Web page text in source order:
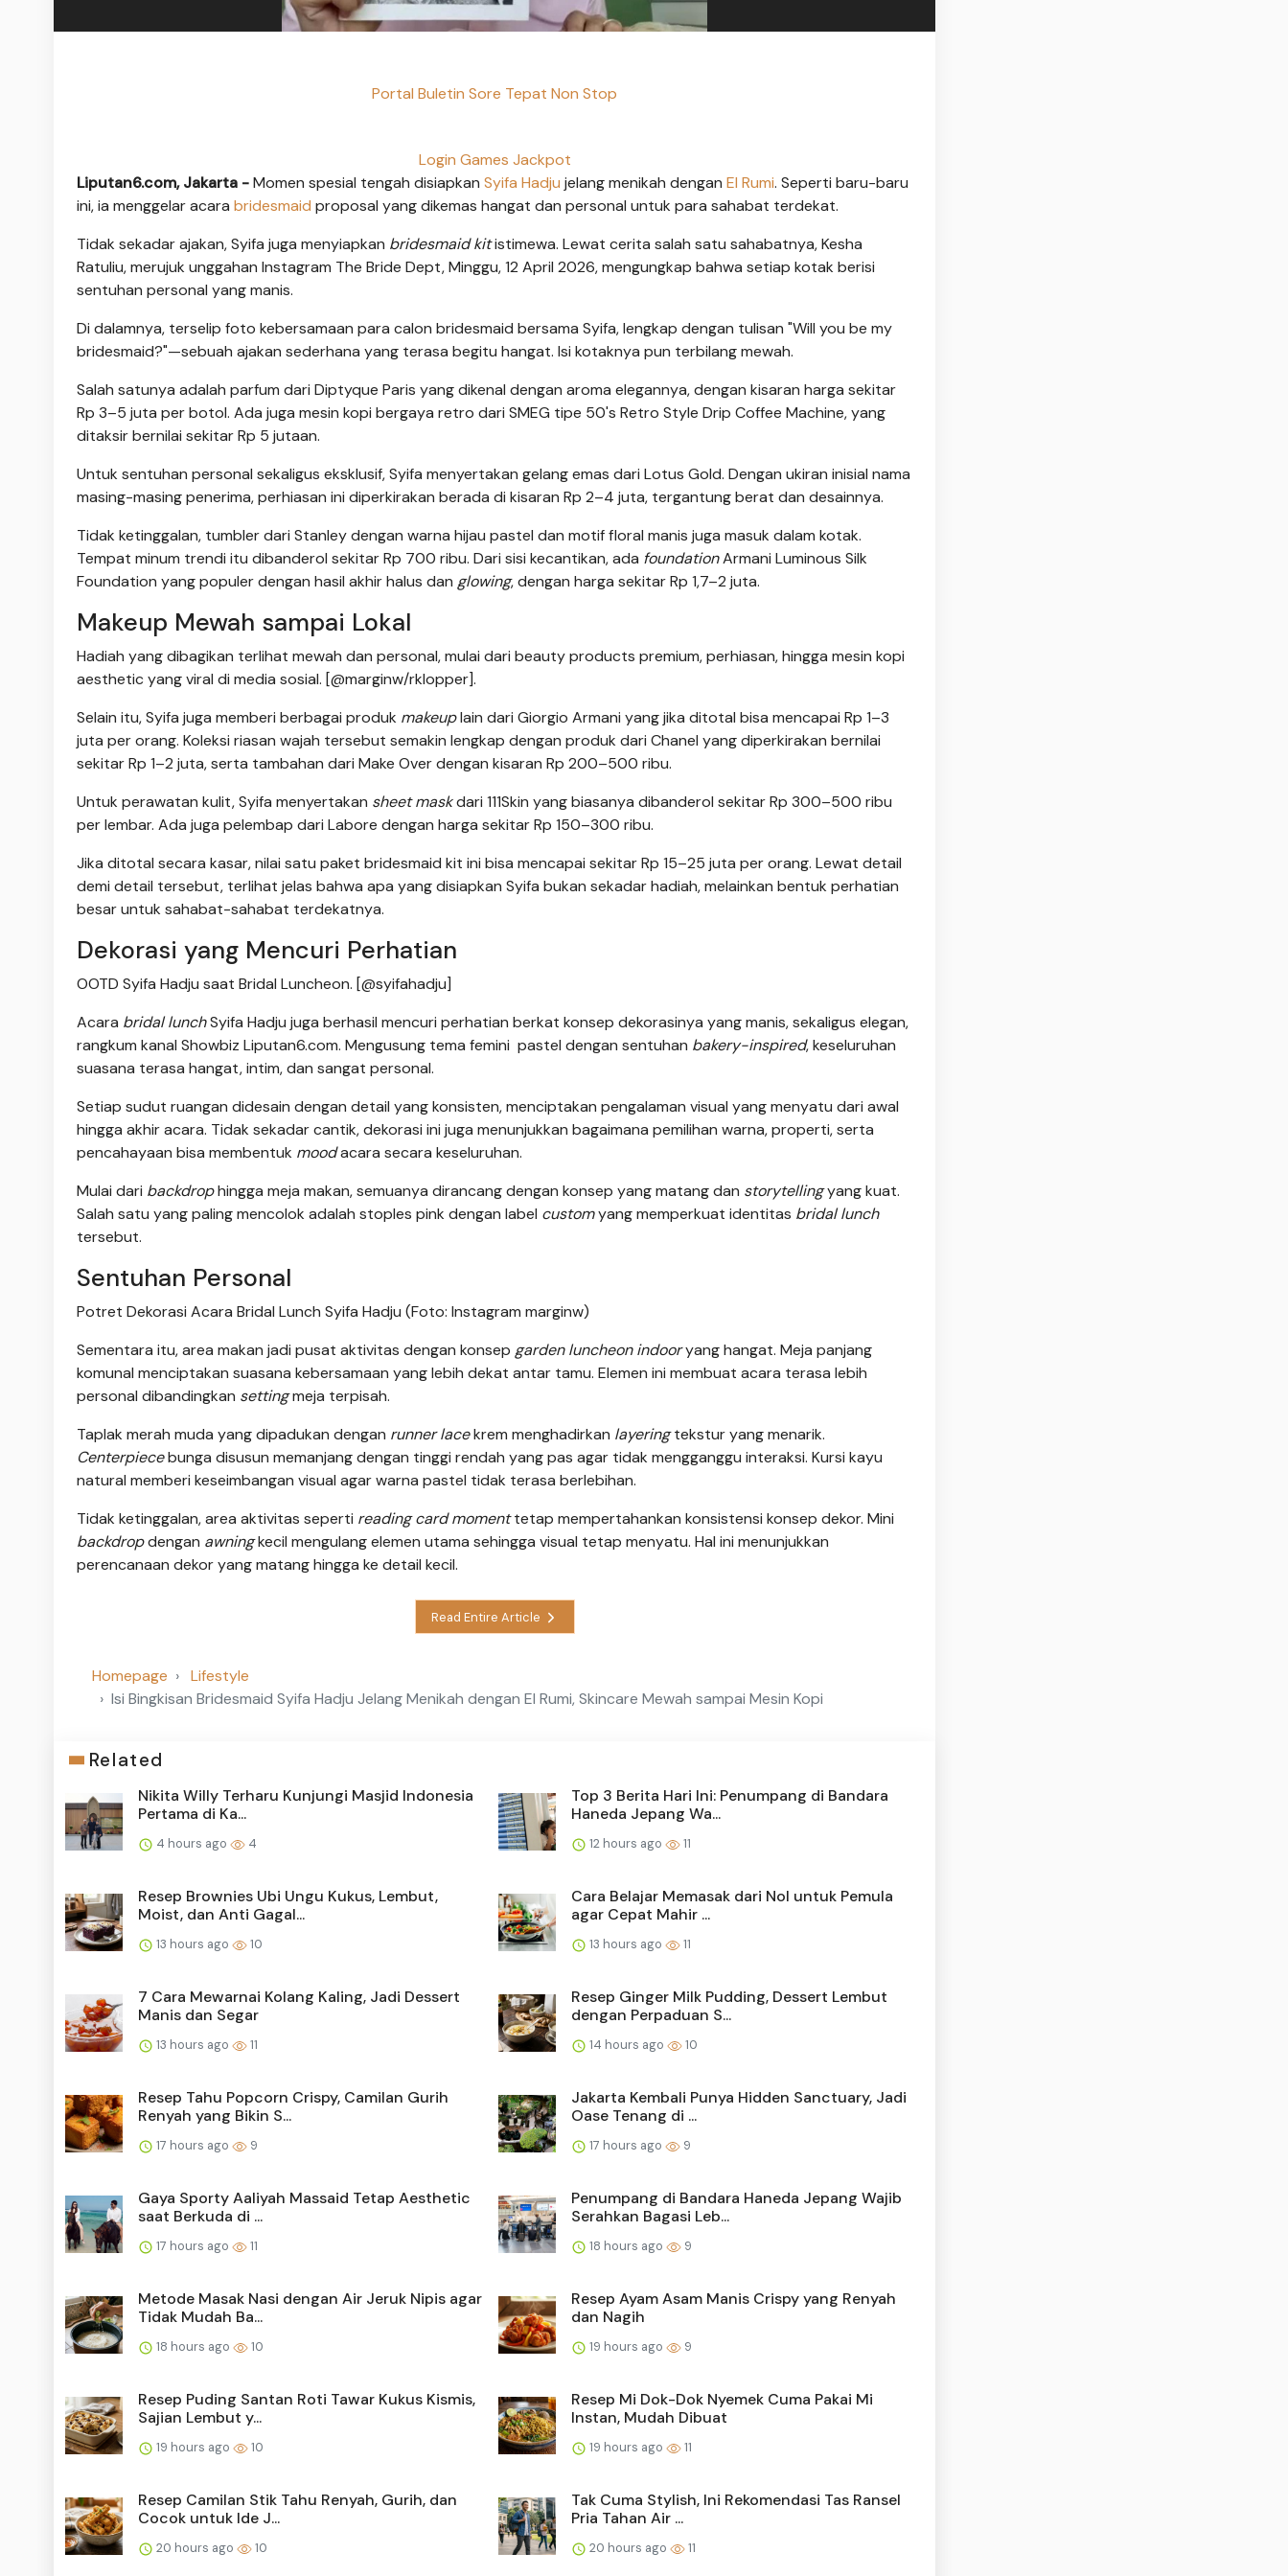
Portal Buletin Sore Tepat Non Stop
Login Games Jackpot
Liputan6.com, Jakarta -Momen spesial tengah disiapkan Syifa Hadju jelang menikah dengan El Rumi. Seperti baru-baru
ini, ia menggelar acara bridesmaid proposal yang dikemas hangat dan personal untuk para sahabat terdekat.
Tidak sekadar ajakan, Syifa juga menyiapkan bridesmaid kitistimewa. Lewat cerita salah satu sahabatnya, Kesha
Ratuliu, merujuk unggahan Instagram The Bride Dept, Minggu, 12 April 2026, mengungkap bahwa setiap kotak berisi
sentuhan personal yang manis.
Di dalamnya, terselip foto kebersamaan para calon bridesmaid bersama Syifa, lengkap dengan tulisan "Will you be my
bridesmaid?"—sebuah ajakan sederhana yang terasa begitu hangat. Isi kotaknya pun terbilang mewah.
Salah satunya adalah parfum dari Diptyque Paris yang dikenal dengan aroma elegannya, dengan kisaran harga sekitar
Rp 3–5 juta per botol. Ada juga mesin kopi bergaya retro dari SMEG tipe 50's Retro Style Drip Coffee Machine, yang
ditaksir bernilai sekitar Rp 5 jutaan.
Untuk sentuhan personal sekaligus eksklusif, Syifa menyertakan gelang emas dari Lotus Gold. Dengan ukiran inisial nama
masing-masing penerima, perhiasan ini diperkirakan berada di kisaran Rp 2–4 juta, tergantung berat dan desainnya.
Tidak ketinggalan, tumbler dari Stanley dengan warna hijau pastel dan motif floral manis juga masuk dalam kotak.
Tempat minum trendi itu dibanderol sekitar Rp 700 ribu. Dari sisi kecantikan, ada foundationArmani Luminous Silk
Foundation yang populer dengan hasil akhir halus dan glowing, dengan harga sekitar Rp 1,7–2 juta.
Makeup Mewah sampai Lokal
Hadiah yang dibagikan terlihat mewah dan personal, mulai dari beauty products premium, perhiasan, hingga mesin kopi
aesthetic yang viral di media sosial. [@marginw/rklopper].
Selain itu, Syifa juga memberi berbagai produk makeuplain dari Giorgio Armani yang jika ditotal bisa mencapai Rp 1–3
juta per orang. Koleksi riasan wajah tersebut semakin lengkap dengan produk dari Chanel yang diperkirakan bernilai
sekitar Rp 1–2 juta, serta tambahan dari Make Over dengan kisaran Rp 200–500 ribu.
Untuk perawatan kulit, Syifa menyertakan sheet maskdari 111Skin yang biasanya dibanderol sekitar Rp 300–500 ribu
per lembar. Ada juga pelembap dari Labore dengan harga sekitar Rp 150–300 ribu.
Jika ditotal secara kasar, nilai satu paket bridesmaid kit ini bisa mencapai sekitar Rp 15–25 juta per orang. Lewat detail
demi detail tersebut, terlihat jelas bahwa apa yang disiapkan Syifa bukan sekadar hadiah, melainkan bentuk perhatian
besar untuk sahabat-sahabat terdekatnya.
Dekorasi yang Mencuri Perhatian
OOTD Syifa Hadju saat Bridal Luncheon. [@syifahadju]
Acara bridal lunchSyifa Hadju juga berhasil mencuri perhatian berkat konsep dekorasinya yang manis, sekaligus elegan,
rangkum kanal Showbiz Liputan6.com. Mengusung tema femini pastel dengan sentuhan bakery-inspired, keseluruhan
suasana terasa hangat, intim, dan sangat personal.
Setiap sudut ruangan didesain dengan detail yang konsisten, menciptakan pengalaman visual yang menyatu dari awal
hingga akhir acara. Tidak sekadar cantik, dekorasi ini juga menunjukkan bagaimana pemilihan warna, properti, serta
pencahayaan bisa membentuk moodacara secara keseluruhan.
Mulai dari backdrophingga meja makan, semuanya dirancang dengan konsep yang matang dan storytellingyang kuat.
Salah satu yang paling mencolok adalah stoples pink dengan label customyang memperkuat identitas bridal lunch
tersebut.
Sentuhan Personal
Potret Dekorasi Acara Bridal Lunch Syifa Hadju (Foto: Instagram marginw)
Sementara itu, area makan jadi pusat aktivitas dengan konsep garden luncheon indooryang hangat. Meja panjang
komunal menciptakan suasana kebersamaan yang lebih dekat antar tamu. Elemen ini membuat acara terasa lebih
personal dibandingkan settingmeja terpisah.
Taplak merah muda yang dipadukan dengan runner lacekrem menghadirkan layeringtekstur yang menarik.
Centerpiecebunga disusun memanjang dengan tinggi rendah yang pas agar tidak mengganggu interaksi. Kursi kayu
natural memberi keseimbangan visual agar warna pastel tidak terasa berlebihan.
Tidak ketinggalan, area aktivitas seperti reading card momenttetap mempertahankan konsistensi konsep dekor. Mini
backdropdengan awningkecil mengulang elemen utama sehingga visual tetap menyatu. Hal ini menunjukkan
perencanaan dekor yang matang hingga ke detail kecil.
Read Entire Article
Homepage
Lifestyle
Isi Bingkisan Bridesmaid Syifa Hadju Jelang Menikah dengan El Rumi, Skincare Mewah sampai Mesin Kopi
Related
Nikita Willy Terharu Kunjungi Masjid Indonesia
Pertama di Ka...
4 hours ago 4
Top 3 Berita Hari Ini: Penumpang di Bandara
Haneda Jepang Wa...
12 hours ago 11
Resep Brownies Ubi Ungu Kukus, Lembut,
Moist, dan Anti Gagal...
13 hours ago 10
Cara Belajar Memasak dari Nol untuk Pemula
agar Cepat Mahir ...
13 hours ago 11
7 Cara Mewarnai Kolang Kaling, Jadi Dessert
Manis dan Segar
13 hours ago 11
Resep Ginger Milk Pudding, Dessert Lembut
dengan Perpaduan S...
14 hours ago 10
Resep Tahu Popcorn Crispy, Camilan Gurih
Renyah yang Bikin S...
17 hours ago 9
Jakarta Kembali Punya Hidden Sanctuary, Jadi
Oase Tenang di ...
17 hours ago 9
Gaya Sporty Aaliyah Massaid Tetap Aesthetic
saat Berkuda di ...
17 hours ago 11
Penumpang di Bandara Haneda Jepang Wajib
Serahkan Bagasi Leb...
18 hours ago 9
Metode Masak Nasi dengan Air Jeruk Nipis agar
Tidak Mudah Ba...
18 hours ago 10
Resep Ayam Asam Manis Crispy yang Renyah
dan Nagih
19 hours ago 9
Resep Puding Santan Roti Tawar Kukus Kismis,
Sajian Lembut y...
19 hours ago 10
Resep Mi Dok-Dok Nyemek Cuma Pakai Mi
Instan, Mudah Dibuat
19 hours ago 11
Resep Camilan Stik Tahu Renyah, Gurih, dan
Cocok untuk Ide J...
20 hours ago 10
Tak Cuma Stylish, Ini Rekomendasi Tas Ransel
Pria Tahan Air ...
20 hours ago 11